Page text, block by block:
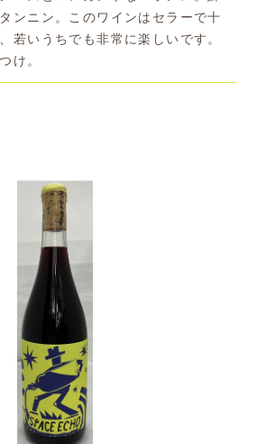
ンニン。このワインはセラーで十
若いうちでも非常に楽しいです。
け。